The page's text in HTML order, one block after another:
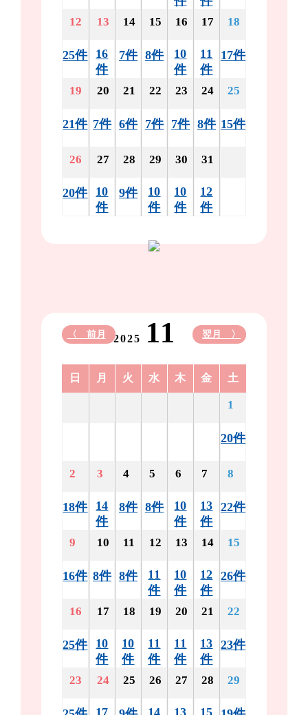
12
25件
13
16
件
14
7件
15
8件
16
10
件
17
11
件
18
17件
19
21件
20
7件
21
6件
22
7件
23
7件
24
8件
25
15件
26
20件
27
10
件
28
9件
29
10
件
30
10
件
31
12
件
2025 11
〈 前月 翌月 〉
日 月 火 水 木 金 土
1
20件
2
18件
3
14
件
4
8件
5
8件
6
10
件
7
13
件
8
22件
9
16件
10
8件
11
8件
12
11
件
13
10
件
14
12
件
15
26件
16
25件
17
10
件
18
10
件
19
11
件
20
11
件
21
13
件
22
23件
23 24
17
25 26
14
27
13
28
15
29